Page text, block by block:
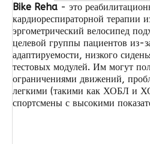
Bike Reha - это
кардиореспираторной терапии
эргометрический велосипед
целевой группы пациентов из-
адаптируемости, низкого
тестовых модулей. Им могут
ограничениями движений,
легкими (такими как ХОБЛ и
спортсмены с высокими